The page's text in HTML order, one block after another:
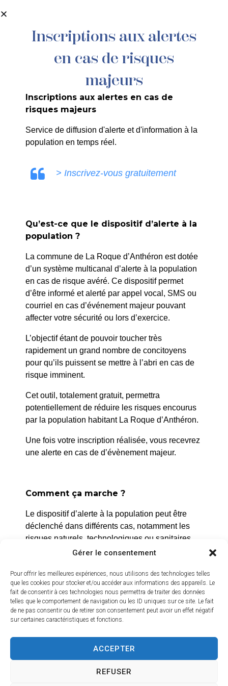
Gérer le consentement
Pour offrir les meilleures expériences, nous utilisons des technologies telles
que les cookies pour stocker et/ou accéder aux informations des appareils. Le
fait de consentir à ces technologies nous permettra de traiter des données
telles que le comportement de navigation ou les ID uniques sur ce site. Le fait
de ne pas consentir ou de retirer son consentement peut avoir un effet négatif
sur certaines caractéristiques et fonctions.
ACCEPTER
REFUSER
principal
Taxi Cathy
Taxi Géraldine
PLUS
Taxis Rocassiers
La Roque d’Anthéron
13640 La Roque d’Anthéron
Nous contacter
Horaires d'ouverture
Du lundi au jeudi :
de 8h30 à 11h30 et de 14h à 16h
Le vendredi :
Inscriptions aux alertes
en cas de risques
majeurs
Inscriptions aux alertes en cas de
risques majeurs
Service de diffusion d'alerte et d'information à la
population en temps réel.
> Inscrivez-vous gratuitement
Qu’est-ce que le dispositif d’alerte à la
population ?
La commune de La Roque d’Anthéron est dotée
d’un système multicanal d’alerte à la population
en cas de risque avéré. Ce dispositif permet
d’être informé et alerté par appel vocal, SMS ou
courriel en cas d’événement majeur pouvant
affecter votre sécurité ou lors d’exercice.
L’objectif étant de pouvoir toucher très
rapidement un grand nombre de concitoyens
pour qu’ils puissent se mettre à l’abri en cas de
risque imminent.
Cet outil, totalement gratuit, permettra
potentiellement de réduire les risques encourus
par la population habitant La Roque d’Anthéron.
Une fois votre inscription réalisée, vous recevrez
une alerte en cas de d’évènement majeur.
Comment ça marche ?
Le dispositif d’alerte à la population peut être
déclenché dans différents cas, notamment les
risques naturels, technologiques ou sanitaires.
ville, et peut être localisée selon le périmètre et
l’étendue du risque.
Prenez quelques minutes pour vous inscrire et
bénéficier gratuitement de ce service d’alerte :
https://inscription.cedralis.com/
Comment sont utilisées les données